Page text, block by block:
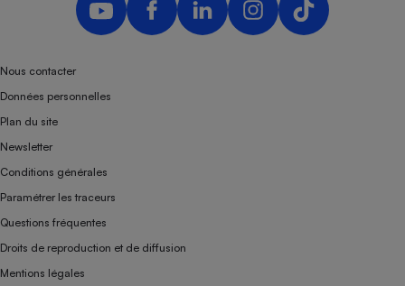
Nous contacter
Données personnelles
Plan du site
Newsletter
Conditions générales
Paramétrer les traceurs
Questions fréquentes
Droits de reproduction et de diffusion
Mentions légales